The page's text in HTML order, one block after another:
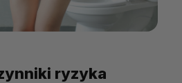
ryzyka